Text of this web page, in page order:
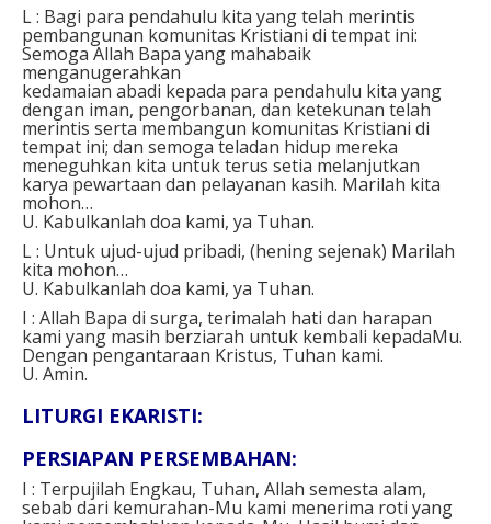
L : Bagi para pendahulu kita yang telah merintis
pembangunan komunitas Kristiani di tempat ini:
Semoga Allah Bapa yang mahabaik
menganugerahkan
kedamaian abadi kepada para pendahulu kita yang
dengan iman, pengorbanan, dan ketekunan telah
merintis serta membangun komunitas Kristiani di
tempat ini; dan semoga teladan hidup mereka
meneguhkan kita untuk terus setia melanjutkan
karya pewartaan dan pelayanan kasih. Marilah kita
mohon…
U. Kabulkanlah doa kami, ya Tuhan.
L : Untuk ujud-ujud pribadi, (hening sejenak) Marilah
kita mohon…
U. Kabulkanlah doa kami, ya Tuhan.
I : Allah Bapa di surga, terimalah hati dan harapan
kami yang masih berziarah untuk kembali kepadaMu.
Dengan pengantaraan Kristus, Tuhan kami.
U. Amin.
LITURGI EKARISTI:
PERSIAPAN PERSEMBAHAN:
I : Terpujilah Engkau, Tuhan, Allah semesta alam,
sebab dari kemurahan-Mu kami menerima roti yang